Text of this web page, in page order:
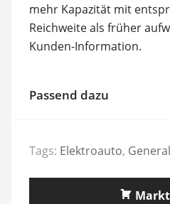
mehr Kapazität mit
Reichweite als früher
Kunden-Information.
Passend dazu
Tags: Elektroauto,